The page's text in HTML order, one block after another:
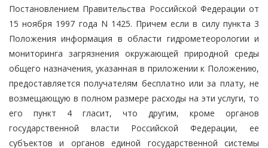
Постановлением Правительства Российской Федерации от
15 ноября 1997 года N 1425. Причем если в силу пункта 3
Положения информация в области гидрометеорологии и
мониторинга загрязнения окружающей природной среды
общего назначения, указанная в приложении к Положению,
предоставляется получателям бесплатно или за плату, не
возмещающую в полном размере расходы на эти услуги, то
его пункт 4 гласит, что другим, кроме органов
государственной власти Российской Федерации, ее
субъектов и органов единой государственной системы